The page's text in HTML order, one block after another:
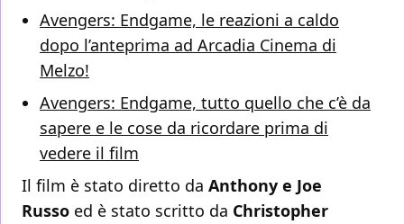
Avengers: Endgame, le reazioni a caldo
dopo l’anteprima ad Arcadia Cinema di
Melzo!
Avengers: Endgame, tutto quello che c’è da
sapere e le cose da ricordare prima di
vedere il film
Il film è stato diretto da Anthony e Joe
Russo ed è stato scritto da Christopher